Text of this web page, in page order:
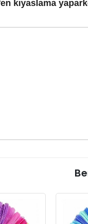
kıyaslama